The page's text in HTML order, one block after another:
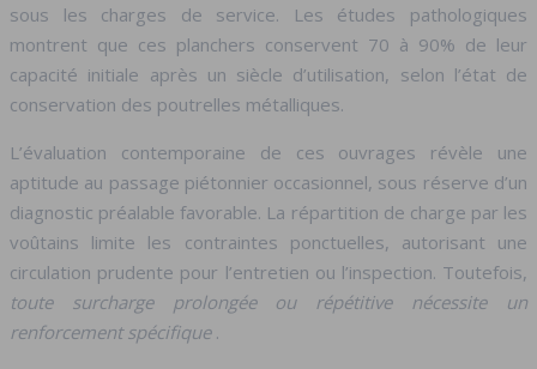
sous les charges de service. Les études pathologiques
montrent que ces planchers conservent 70 à 90% de leur
capacité initiale après un siècle d’utilisation, selon l’état de
conservation des poutrelles métalliques.
L’évaluation contemporaine de ces ouvrages révèle une
aptitude au passage piétonnier occasionnel, sous réserve d’un
diagnostic préalable favorable. La répartition de charge par les
voûtains limite les contraintes ponctuelles, autorisant une
circulation prudente pour l’entretien ou l’inspection. Toutefois,
toute surcharge prolongée ou répétitive nécessite un
renforcement spécifique .